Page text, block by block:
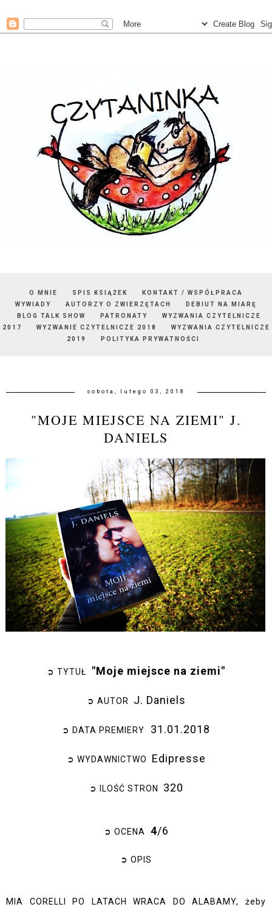
O MNIE SPIS KSIĄŻEK
KONTAKT / WSPÓŁPRACA
WYWIADY
AUTORZY O ZWIERZĘTACH
DEBIUT NA MIARĘ
BLOG TALK SHOW
PATRONATY
WYZWANIA CZYTELNICZE
2017
WYZWANIE CZYTELNICZE 2018
WYZWANIA CZYTELNICZE
2019
POLITYKA PRYWATNOŚCI
sobota, lutego 03, 2018
"MOJE MIEJSCE NA ZIEMI" J.
DANIELS
➲ TYTUŁ "Moje miejsce na ziemi"
➲ AUTOR J. Daniels
➲ DATA PREMIERY 31.01.2018
➲ WYDAWNICTWO Edipresse
➲ ILOŚĆ STRON 320
➲ OCENA 4/6
➲ OPIS
MIA CORELLI PO LATACH WRACA DO ALABAMY, żeby